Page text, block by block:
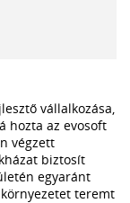
vállalkozása,
hozta az evosoft
végzett
biztosít
egyaránt
teremt